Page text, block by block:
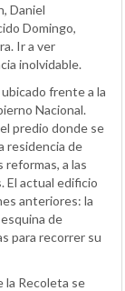
Daniel
Domingo,
Ir a ver
inolvidable.
ubicado frente a la
Nacional.
predio donde se
residencia de
reformas, a las
El actual edificio
anteriores: la
de
para recorrer su
la Recoleta se